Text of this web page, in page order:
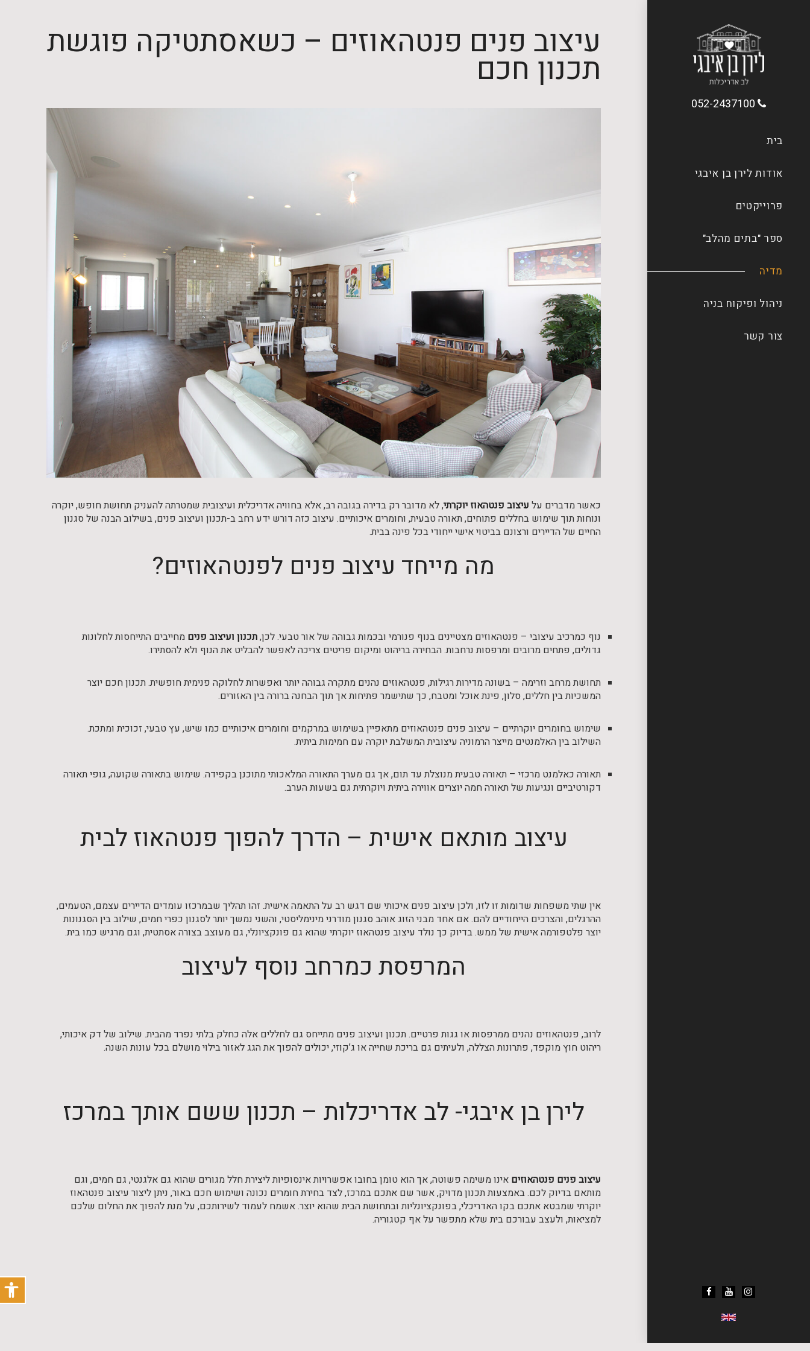
בית
אודות לירן בן איבגי
פרוייקטים
ספר "בתים מהלב"
מדיה
ניהול ופיקוח בניה
צור קשר
עיצוב פנים פנטהאוזים – כשאסתטיקה פוגשת
תכנון חכם
כאשר מדברים על עיצוב פנטהאוז יוקרתי, לא מדובר רק בדירה בגובה רב, אלא בחוויה אדריכלית ועיצובית שמטרתה להעניק תחושת חופש, יוקרה
ונוחות תוך שימוש בחללים פתוחים, תאורה טבעית, וחומרים איכותיים. עיצוב כזה דורש ידע רחב ב-תכנון ועיצוב פנים, בשילוב הבנה של סגנון
החיים של הדיירים ורצונם בביטוי אישי ייחודי בכל פינה בבית.
מה מייחד עיצוב פנים לפנטהאוזים?
נוף כמרכיב עיצובי – פנטהאוזים מצטיינים בנוף פנורמי ובכמות גבוהה של אור טבעי. לכן,תכנון ועיצוב פנים מחייבים התייחסות לחלונות
גדולים, פתחים מרובים ומרפסות נרחבות. הבחירה בריהוט ומיקום פריטים צריכה לאפשר להבליט את הנוף ולא להסתירו.
תחושת מרחב וזרימה – בשונה מדירות רגילות, פנטהאוזים נהנים מתקרה גבוהה יותר ואפשרות לחלוקה פנימית חופשית. תכנון חכם יוצר
המשכיות בין חללים, סלון, פינת אוכל ומטבח, כך שתישמר פתיחות אך תוך הבחנה ברורה בין האזורים.
שימוש בחומרים יוקרתיים – עיצוב פנים פנטהאוזים מתאפיין בשימוש במרקמים וחומרים איכותיים כמו שיש, עץ טבעי, זכוכית ומתכת.
השילוב בין האלמנטים מייצר הרמוניה עיצובית המשלבת יוקרה עם חמימות ביתית.
תאורה כאלמנט מרכזי – תאורה טבעית מנוצלת עד תום, אך גם מערך התאורה המלאכותי מתוכנן בקפידה. שימוש בתאורה שקועה, גופי תאורה
דקורטיביים ונגיעות של תאורה חמה יוצרים אווירה ביתית ויוקרתית גם בשעות הערב.
עיצוב מותאם אישית – הדרך להפוך פנטהאוז לבית
אין שתי משפחות שדומות זו לזו, ולכן עיצוב פנים איכותי שם דגש רב על התאמה אישית. זהו תהליך שבמרכזו עומדים הדיירים עצמם, הטעמים,
ההרגלים, והצרכים הייחודיים להם. אם אחד מבני הזוג אוהב סגנון מודרני מינימליסטי, והשני נמשך יותר לסגנון כפרי חמים, שילוב בין הסגנונות
יוצר פלטפורמה אישית של ממש. בדיוק כך נולד עיצוב פנטהאוז יוקרתי שהוא גם פונקציונלי, גם מעוצב בצורה אסתטית, וגם מרגיש כמו בית.
המרפסת כמרחב נוסף לעיצוב
לרוב, פנטהאוזים נהנים ממרפסות או גגות פרטיים. תכנון ועיצוב פנים מתייחס גם לחללים אלה כחלק בלתי נפרד מהבית. שילוב של דק איכותי,
ריהוט חוץ מוקפד, פתרונות הצללה, ולעיתים גם בריכת שחייה או ג’קוזי, יכולים להפוך את הגג לאזור בילוי מושלם בכל עונות השנה.
לירן בן איבגי- לב אדריכלות – תכנון ששם אותך במרכז
עיצוב פנים פנטהאוזים אינו משימה פשוטה, אך הוא טומן בחובו אפשרויות אינסופיות ליצירת חלל מגורים שהוא גם אלגנטי, גם חמים, וגם
מותאם בדיוק לכם. באמצעות תכנון מדויק, אשר שם אתכם במרכז, לצד בחירת חומרים נכונה ושימוש חכם באור, ניתן ליצור עיצוב פנטהאוז
יוקרתי שמבטא אתכם בקו האדריכלי, בפונקציונליות ובתחושת הבית שהוא יוצר. אשמח לעמוד לשירותכם, על מנת להפוך את החלום שלכם
למציאות, ולעצב עבורכם בית שלא מתפשר על אף קטגוריה.
פתח